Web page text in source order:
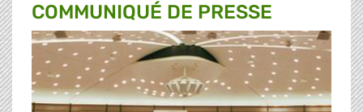
COMMUNIQUÉ DE PRESSE